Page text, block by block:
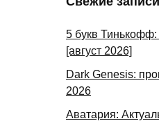
5 букв Тинькофф:
[август 2026]
Dark Genesis:
2026
Аватария: